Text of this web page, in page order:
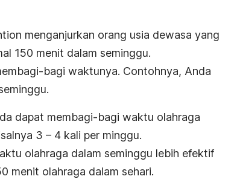
menganjurkan orang usia dewasa yang
150 menit dalam seminggu.
bagi waktunya. Contohnya, Anda
dapat membagi-bagi waktu olahraga
3 – 4 kali per minggu.
olahraga dalam seminggu lebih efektif
menit olahraga dalam sehari.